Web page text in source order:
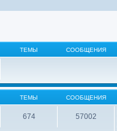
ТЕМЫ СООБЩЕНИЯ
ТЕМЫ СООБЩЕНИЯ
674 57002